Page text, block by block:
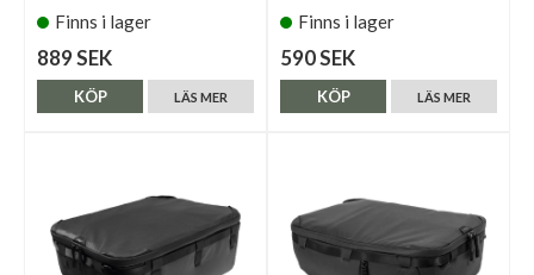
Finns i lager
889 SEK
LÄS MER
KÖP
Finns i lager
590 SEK
LÄS MER
KÖP